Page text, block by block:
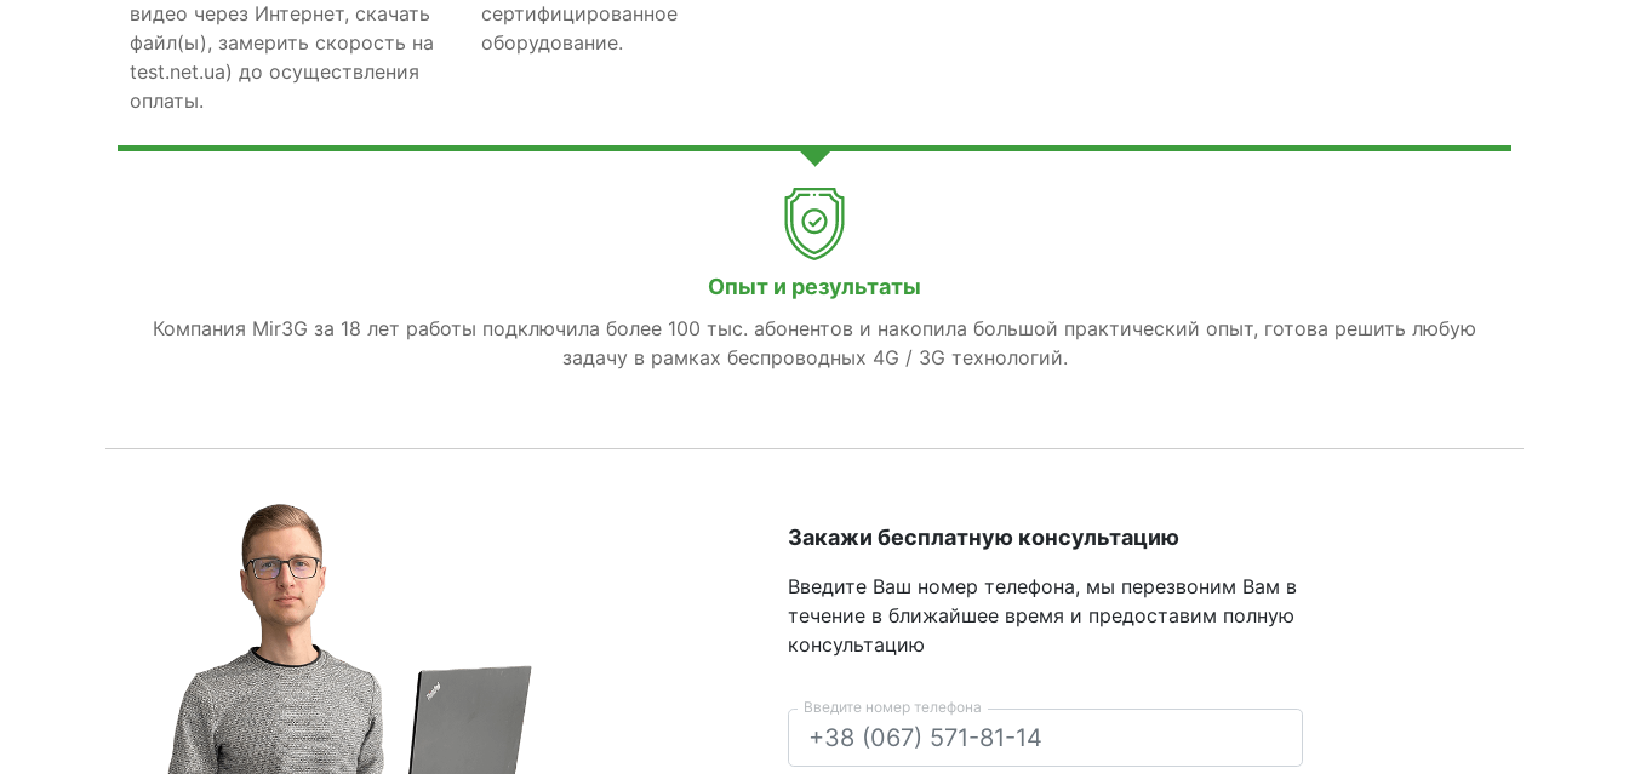
видео через Интернет, скачать
файл(ы), замерить скорость на
test.net.ua) до осуществления
оплаты.
сертифицированное
оборудование.
Опыт и результаты
Компания Mir3G за 18 лет работы подключила более 100 тыс. абонентов и накопила большой практический опыт, готова решить любую
задачу в рамках беспроводных 4G / 3G технологий.
Закажи бесплатную консультацию
Введите Ваш номер телефона, мы перезвоним Вам в
течение в ближайшее время и предоставим полную
консультацию
Введите номер телефона